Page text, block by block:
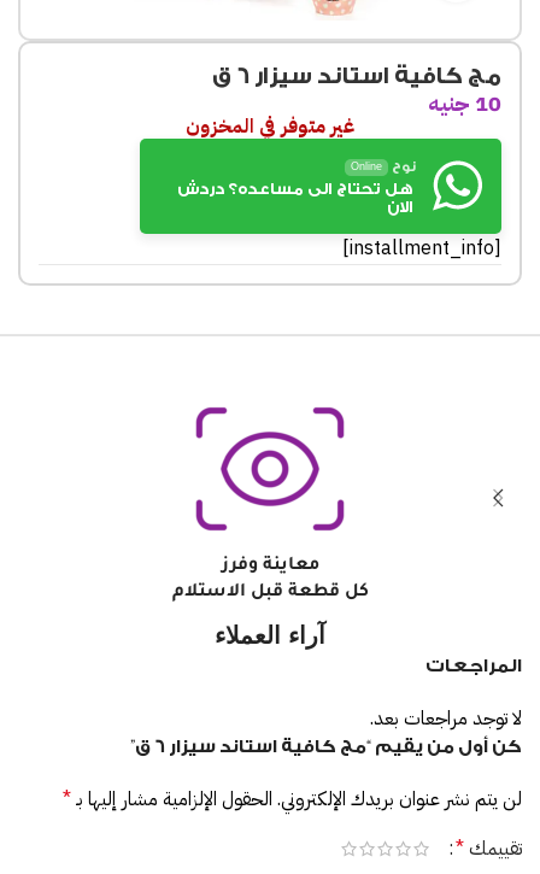
مج كافية استاند سيزار 6 ق
10 جنيه
غير متوفر في المخزون
نوح Online
هل تحتاج الى مساعده؟ دردش
الان
[installment_info]
معاينة وفرز
كل قطعة قبل الاستلام
آراء العملاء
المراجعات
لا توجد مراجعات بعد.
كن أول من يقيم “مج كافية استاند سيزار 6 ق”
لن يتم نشر عنوان بريدك الإلكتروني. الحقول الإلزامية مشار إليها بـ*
تقييمك*